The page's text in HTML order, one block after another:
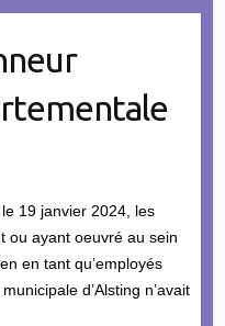
19 janvier 2024, les
ou ayant oeuvré au sein
en tant qu’employés
d’Alsting n’avait